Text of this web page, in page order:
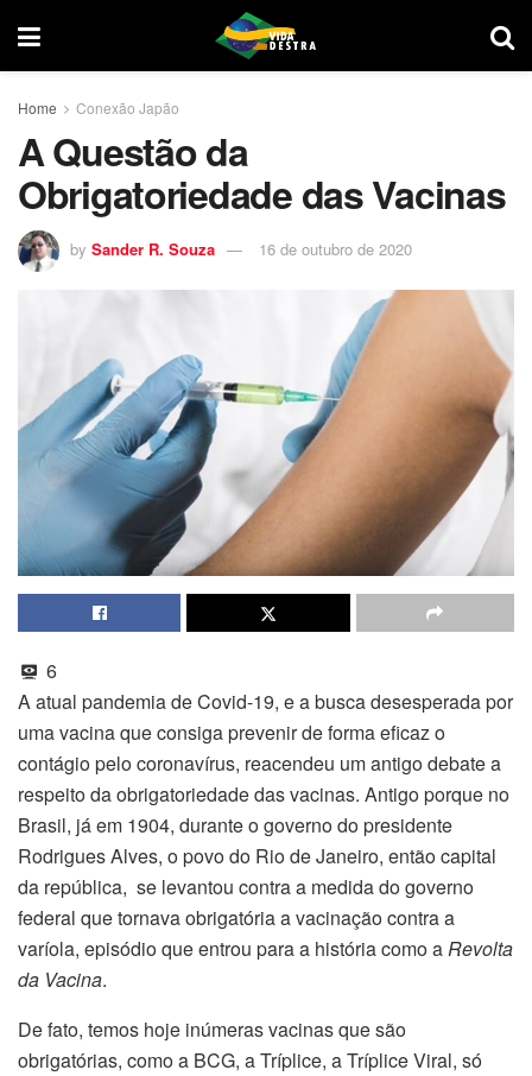
Home Conexão Japão
A Questão da
Obrigatoriedade das Vacinas
by Sander R. Souza 16 de outubro de 2020
6
A atual pandemia de Covid-19, e a busca desesperada por
uma vacina que consiga prevenir de forma eficaz o
contágio pelo coronavírus, reacendeu um antigo debate a
respeito da obrigatoriedade das vacinas. Antigo porque no
Brasil, já em 1904, durante o governo do presidente
Rodrigues Alves, o povo do Rio de Janeiro, então capital
da república, se levantou contra a medida do governo
federal que tornava obrigatória a vacinação contra a
varíola, episódio que entrou para a história como aRevolta
da Vacina.
De fato, temos hoje inúmeras vacinas que são
obrigatórias, como a BCG, a Tríplice, a Tríplice Viral, só